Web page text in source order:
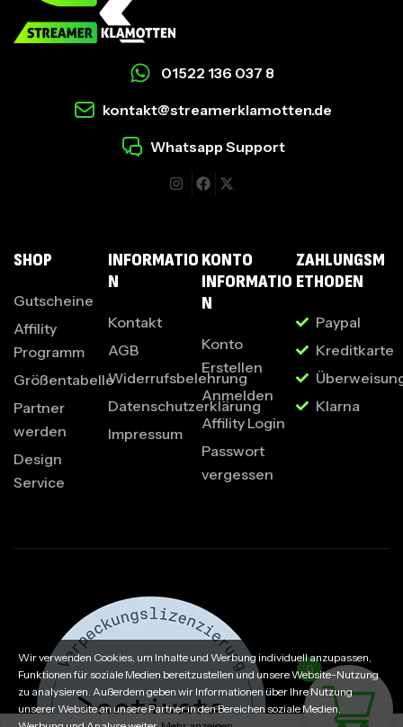
01522 136 037 8
kontakt@streamerklamotten.de
Whatsapp Support
SHOP
Gutscheine
Affility
Programm
Größentabelle
Partner
werden
Design
Service
INFORMATIO
N
Kontakt
AGB
Widerrufsbelehrung
Datenschutzerklärung
Impressum
KONTO
INFORMATIO
N
Konto
Erstellen
Anmelden
Affility Login
Passwort
vergessen
ZAHLUNGSM
ETHODEN
Paypal
Kreditkarte
Klarna
Wir verwenden Cookies, um Inhalte und Werbung individuell anzupassen,
Funktionen für soziale Medien bereitzustellen und unsere Website-Nutzung
zu analysieren. Außerdem geben wir Informationen über Ihre Nutzung
unserer Website an unsere Partner in den Bereichen soziale Medien,
0